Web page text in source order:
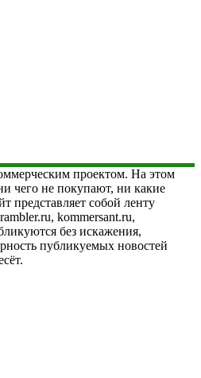
проектом. На этом
чего не покупают, ни какие
представляет собой ленту
kommersant.ru,
без искажения,
публикуемых новостей